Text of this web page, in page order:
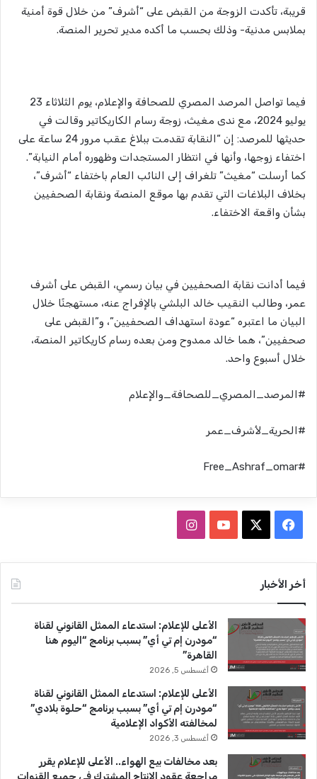
قريبة، تأكدت الزوجة من القبض على “أشرف” من خلال قوة أمنية
بملابس مدنية- وذلك بحسب ما أكده مدير تحرير المنصة.
فيما تواصل المرصد المصري للصحافة والإعلام، يوم الثلاثاء 23
يوليو 2024، مع ندى مغيث، زوجة رسام الكاريكاتير وقالت في
حديثها للمرصد: إن “النقابة تقدمت ببلاغ عقب مرور 24 ساعة على
اختفاء زوجها، وأنها في انتظار المستجدات وظهوره أمام النيابة”.
كما أرسلت “مغيث” تلغراف إلى النائب العام باختفاء “أشرف”،
بخلاف البلاغات التي تقدم بها موقع المنصة ونقابة الصحفيين
بشأن واقعة الاختفاء.
فيما أدانت نقابة الصحفيين في بيان رسمي، القبض على أشرف
عمر، وطالب النقيب خالد البلشي بالإفراج عنه، مستهجنًا خلال
البيان ما اعتبره “عودة استهداف الصحفيين”، و”القبض على
صحفيين”، هما خالد ممدوح ومن بعده رسام كاريكاتير المنصة،
خلال أسبوع واحد.
#المرصد_المصري_للصحافة_والإعلام
#الحرية_لأشرف_عمر
#Free_Ashraf_omar
س
و
ك
T
u
b
e
ق
ا
م
أخر الأخبار
الأعلى للإعلام: استدعاء الممثل القانوني لقناة
“مودرن إم تي أي” بسبب برنامج “اليوم هنا
القاهرة”
أغسطس 5, 2026
الأعلى للإعلام: استدعاء الممثل القانوني لقناة
“مودرن إم تي أي” بسبب برنامج “حلوة بلادي”
لمخالفته الأكواد الإعلامية
أغسطس 3, 2026
بعد مخالفات بيع الهواء.. الأعلى للإعلام يقرر
مراجعة عقود الإنتاج المشترك في جميع القنوات